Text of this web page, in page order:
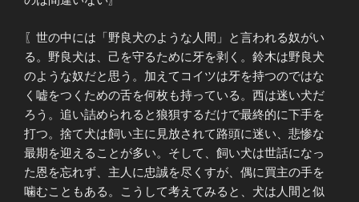
〖世の中には「野良犬のような人間」と言われる奴がい
る。野良犬は、己を守るために牙を剥く。鈴木は野良犬
のような奴だと思う。加えてコイツは牙を持つのではな
く嘘をつくための舌を何枚も持っている。西は迷い犬だ
ろう。追い詰められると狼狽するだけで最終的に下手を
打つ。捨て犬は飼い主に見放されて路頭に迷い、悲惨な
最期を迎えることが多い。そして、飼い犬は世話になっ
た恩を忘れず、主人に忠誠を尽くすが、偶に買主の手を
噛むこともある。こうして考えてみると、犬は人間と似